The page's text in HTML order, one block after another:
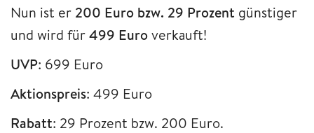
Nun ist er 200 Euro bzw. 29 Prozent günstiger
und wird für499 Euroverkauft!
UVP: 699 Euro
Aktionspreis: 499 Euro
Rabatt: 29 Prozent bzw. 200 Euro.